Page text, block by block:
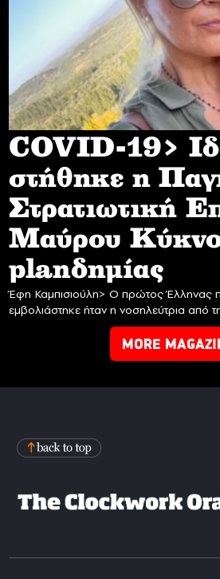
COVID-19>
στήθηκε η
Στρατιωτική
Mαύρου
planδημίας
Έφη Καμπισιούλη> Ο πρώτος Έλληνας
εμβολιάστηκε ήταν η νοσηλεύτρια από
MORE